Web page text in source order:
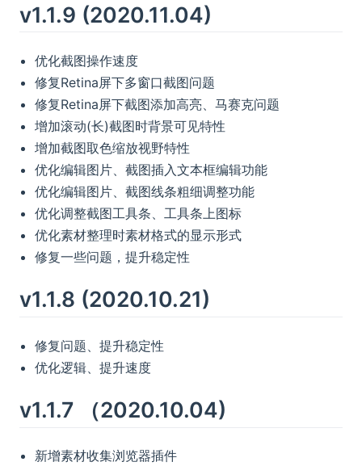
v1.1.9 (2020.11.04)
优化截图操作速度
修复Retina屏下多窗口截图问题
修复Retina屏下截图添加高亮、马赛克问题
增加滚动(长)截图时背景可见特性
增加截图取色缩放视野特性
优化编辑图片、截图插入文本框编辑功能
优化编辑图片、截图线条粗细调整功能
优化调整截图工具条、工具条上图标
优化素材整理时素材格式的显示形式
修复一些问题，提升稳定性
v1.1.8 (2020.10.21)
修复问题、提升稳定性
优化逻辑、提升速度
v1.1.7 （2020.10.04)
新增素材收集浏览器插件